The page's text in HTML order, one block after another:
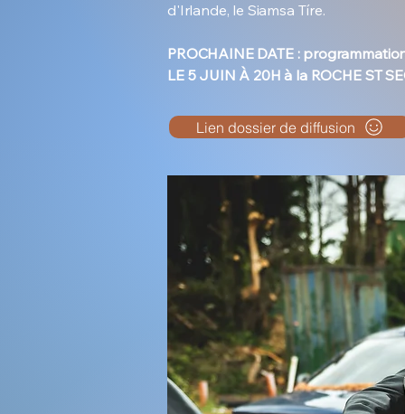
d'Irlande, le Siamsa Tíre.
PROCHAINE DATE :
LE 5 JUIN À 20H à la ROCHE ST
Lien dossier de diffusion